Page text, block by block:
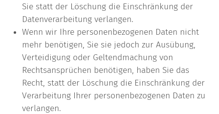
Sie statt der Löschung die Einschränkung der
Datenverarbeitung verlangen.
Wenn wir Ihre personenbezogenen Daten nicht
mehr benötigen, Sie sie jedoch zur Ausübung,
Verteidigung oder Geltendmachung von
Rechtsansprüchen benötigen, haben Sie das
Recht, statt der Löschung die Einschränkung der
Verarbeitung Ihrer personenbezogenen Daten zu
verlangen.